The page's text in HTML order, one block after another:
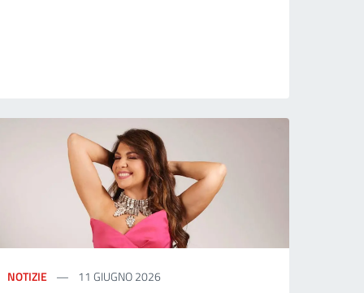
NOTIZIE 11 GIUGNO 2026